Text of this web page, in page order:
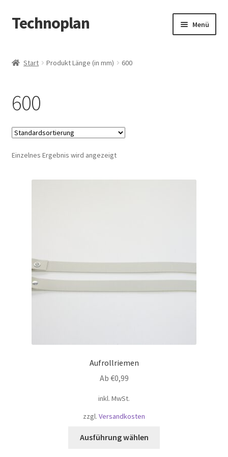
Zur
Navigation
Zum
Inhalt
Technoplan Menü
Datenschutzerklärung
Impressum
Kasse
Start Produkt Länge (in mm) 600
600
Einzelnes Ergebnis wird angezeigt
Aufrollriemen
Ab €0,99
inkl. MwSt.
zzgl. Versandkosten
Ausführung wählen